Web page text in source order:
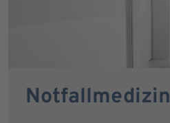
Notfallmedizin